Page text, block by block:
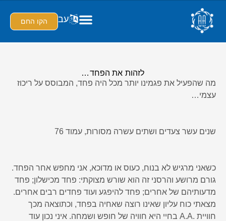
הקו החם עב
לזהות את הפחד…
מה שהפעיל את פגמינו יותר מכל היה פחד, המבוסס על ריכוז
עצמי…
שנים עשר צעדים ושתים עשרה מסורות, עמוד 76
כשאני מרגיש לא בנוח, כעוס או מדוכא, אני מחפש אחר הפחד.
גורם מרושע והרסני זה הוא שורש מצוקתי: פחד מכישלון; פחד
מדעותיהם של אחרים; פחד להיפגע ועוד פחדים רבים אחרים.
מצאתי כוח עליון שאינו רוצה שאחיה בפחד, וכתוצאה מכך
חוויית .A.A בחיי היא חוויה של חופש ושמחה. איני נכון עוד